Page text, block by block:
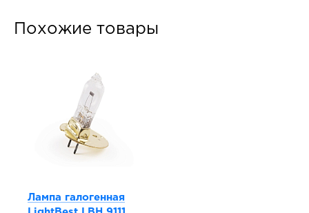
Похожие товары
Лампа галогенная